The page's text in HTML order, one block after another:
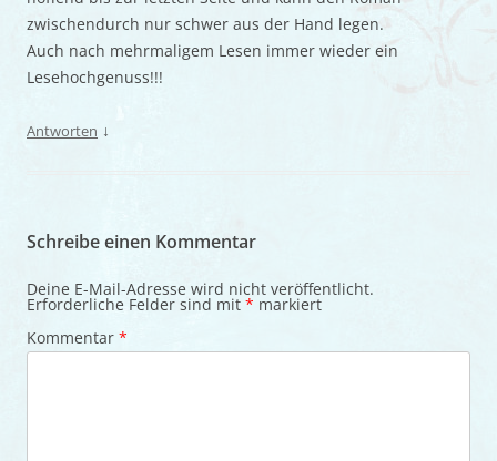
zwischendurch nur schwer aus der Hand legen.
Auch nach mehrmaligem Lesen immer wieder ein
Lesehochgenuss!!!
Antworten ↓
Schreibe einen Kommentar
Deine E-Mail-Adresse wird nicht veröffentlicht.
Erforderliche Felder sind mit * markiert
Kommentar *